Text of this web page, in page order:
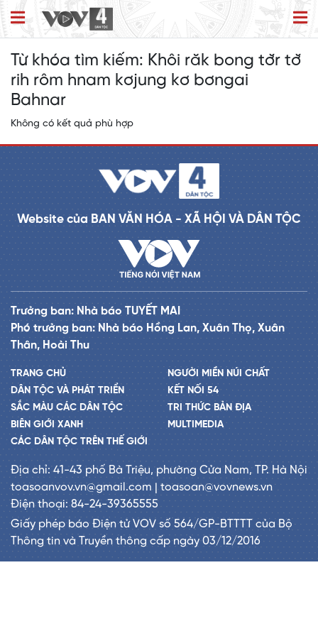
Từ khóa tìm kiếm: Khôi răk bong tơ̆r tơ̆
rih rôm hnam kơjung kơ bơngai
Bahnar
Không có kết quả phù hợp
Website của BAN VĂN HÓA - XÃ HỘI VÀ DÂN TỘC
Trưởng ban: Nhà báo TUYẾT MAI
Phó trưởng ban: Nhà báo Hồng Lan, Xuân Thọ, Xuân
Thân, Hoài Thu
TRANG CHỦ
DÂN TỘC VÀ PHÁT TRIỂN
SẮC MÀU CÁC DÂN TỘC
BIÊN GIỚI XANH
CÁC DÂN TỘC TRÊN THẾ GIỚI
NGƯỜI MIỀN NÚI CHẤT
KẾT NỐI 54
TRI THỨC BẢN ĐỊA
MULTIMEDIA
Địa chỉ: 41-43 phố Bà Triệu, phường Cửa Nam, TP. Hà Nội
toasoanvov.vn@gmail.com | toasoan@vovnews.vn
Điện thoại: 84-24-39365555
Giấy phép báo Điện tử VOV số 564/GP-BTTTT của Bộ
Thông tin và Truyền thông cấp ngày 03/12/2016